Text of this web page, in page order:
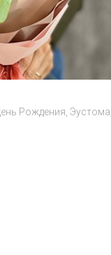
Рождения Эустома